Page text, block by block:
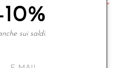
scarpa pelle baby "scimmietta"
10%
sui saldi.